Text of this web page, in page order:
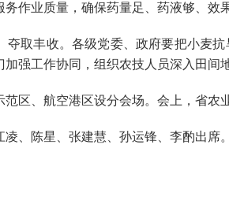
作业质量，确保药量足、药液够、效
丰收。各级党委、政府要把小麦抗
强工作协同，组织农技人员深入田
、航空港区设分会场。会上，省农
陈星、张建慧、孙运锋、李酌出席。